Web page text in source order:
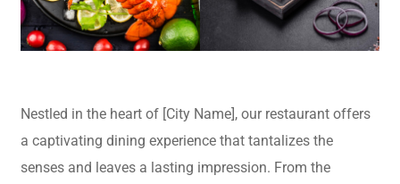
Nestled in the heart of [City Name], our restaurant offers
a captivating dining experience that tantalizes the
senses and leaves a lasting impression. From the